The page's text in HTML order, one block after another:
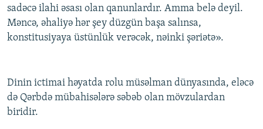
sadəcə ilahi əsası olan qanunlardır. Amma belə deyil.
Məncə, əhaliyə hər şey düzgün başa salınsa,
konstitusiyaya üstünlük verəcək, nəinki şəriətə».
Dinin ictimai həyatda rolu müsəlman dünyasında, eləcə
də Qərbdə mübahisələrə səbəb olan mövzulardan
biridir.